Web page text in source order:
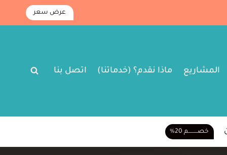
عرض سعر
المشاريع ماذا نقدم؟ (خدماتنا) اتصل بنا
خصـــــــــم 20%